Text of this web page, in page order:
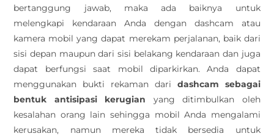
bertanggung jawab, maka ada baiknya untuk
melengkapi kendaraan Anda dengan dashcam atau
kamera mobil yang dapat merekam perjalanan, baik dari
sisi depan maupun dari sisi belakang kendaraan dan juga
dapat berfungsi saat mobil diparkirkan. Anda dapat
menggunakan bukti rekaman dari dashcam
sebagai
bentuk antisipasi kerugian yang ditimbulkan oleh
kesalahan orang lain sehingga mobil Anda mengalami
kerusakan, namun mereka tidak bersedia untuk